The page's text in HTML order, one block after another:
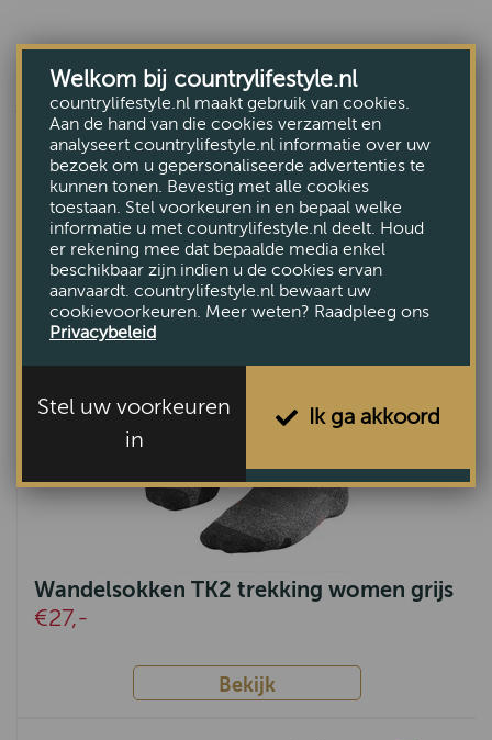
VERWANTE ARTIKELEN
Wandelsokken TK2 trekking women grijs
€27,-
Bekijk
Welkom bij countrylifestyle.nl
countrylifestyle.nl maakt gebruik van cookies.
Aan de hand van die cookies verzamelt en
analyseert countrylifestyle.nl informatie over uw
bezoek om u gepersonaliseerde advertenties te
kunnen tonen. Bevestig met alle cookies
toestaan. Stel voorkeuren in en bepaal welke
informatie u met countrylifestyle.nl deelt. Houd
er rekening mee dat bepaalde media enkel
beschikbaar zijn indien u de cookies ervan
aanvaardt. countrylifestyle.nl bewaart uw
cookievoorkeuren. Meer weten? Raadpleeg ons
Privacybeleid
Stel uw voorkeuren
in
Ik ga akkoord